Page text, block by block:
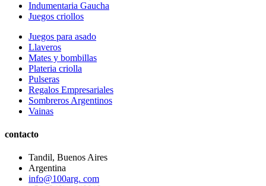
Indumentaria Gaucha
Juegos criollos
Juegos para asado
Llaveros
Mates y bombillas
Plateria criolla
Pulseras
Regalos Empresariales
Sombreros Argentinos
Vainas
contacto
Tandil, Buenos Aires
Argentina
info@100arg. com